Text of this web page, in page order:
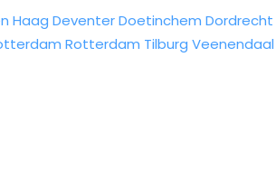
Haag DeventerDoetinchem Dordrecht
Rotterdam Tilburg Veenendaal